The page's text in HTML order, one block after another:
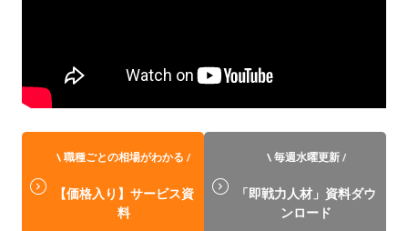
\ 職種ごとの相場がわかる /
【価格入り】サービス資
料
\ 毎週水曜更新 /
「即戦力人材」資料ダウ
ンロード